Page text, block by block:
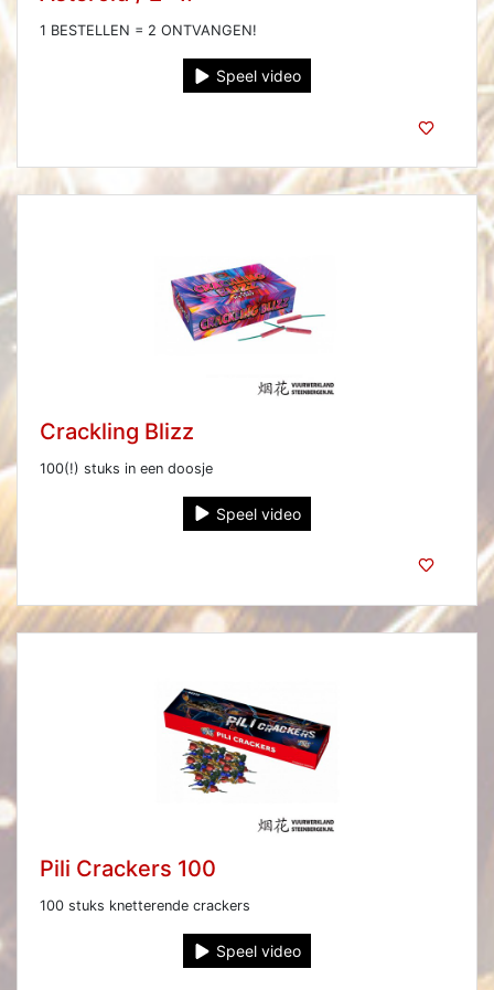
1 BESTELLEN = 2 ONTVANGEN!
Speel video
Crackling Blizz
100(!) stuks in een doosje
Speel video
Pili Crackers 100
100 stuks knetterende crackers
Speel video